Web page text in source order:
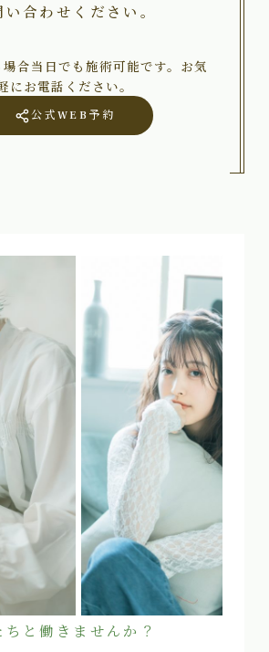
い合わせください。
合当日でも施術可能です。お気
にお電話ください。
公式WEB予約
ちと働きませんか？